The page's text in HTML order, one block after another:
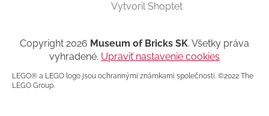
Vytvoril Shoptet
Copyright 2026 Museum of Bricks SK. Všetky práva
vyhradené. Upraviť nastavenie cookies
LEGO® a LEGO logo jsou ochrannými známkami společnosti. ©2022 The
LEGO Group.